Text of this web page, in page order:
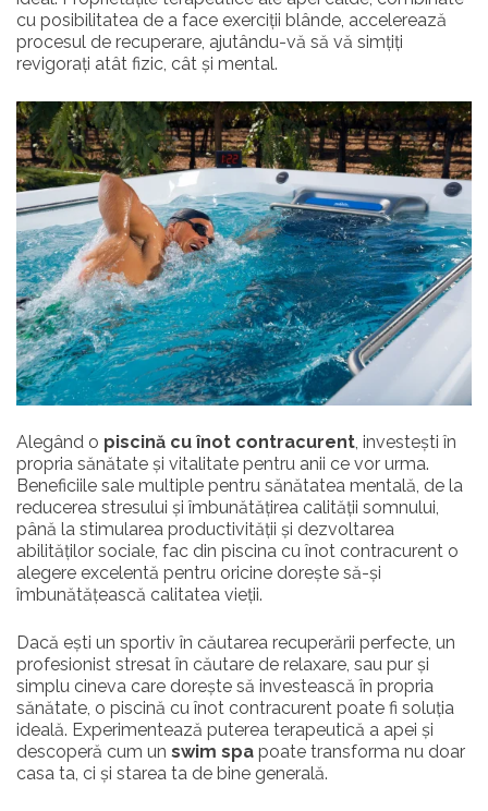
cu posibilitatea de a face exerciții blânde, accelerează
procesul de recuperare, ajutându-vă să vă simțiți
revigorați atât fizic, cât și mental.
Alegând o piscină cu înot contracurent , investești în
propria sănătate și vitalitate pentru anii ce vor urma.
Beneficiile sale multiple pentru sănătatea mentală, de la
reducerea stresului și îmbunătățirea calității somnului,
până la stimularea productivității și dezvoltarea
abilităților sociale, fac din piscina cu înot contracurent o
alegere excelentă pentru oricine dorește să-și
îmbunătățească calitatea vieții.
Dacă ești un sportiv în căutarea recuperării perfecte, un
profesionist stresat în căutare de relaxare, sau pur și
simplu cineva care dorește să investească în propria
sănătate, o piscină cu înot contracurent poate fi soluția
ideală. Experimentează puterea terapeutică a apei și
descoperă cum un swim spa poate transforma nu doar
casa ta, ci și starea ta de bine generală.